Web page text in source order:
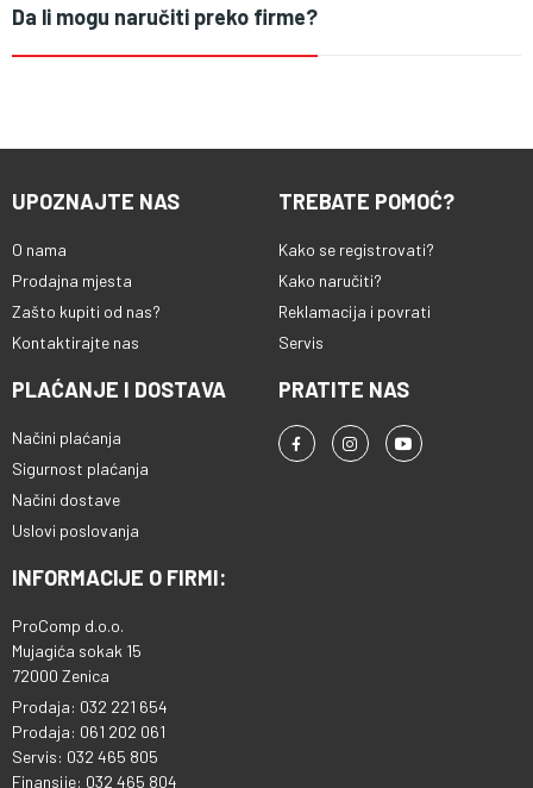
Da li mogu naručiti preko firme?
UPOZNAJTE NAS
O nama
Prodajna mjesta
Zašto kupiti od nas?
Kontaktirajte nas
TREBATE POMOĆ?
Kako se registrovati?
Kako naručiti?
Reklamacija i povrati
Servis
PLAĆANJE I DOSTAVA
Načini plaćanja
Sigurnost plaćanja
Načini dostave
Uslovi poslovanja
PRATITE NAS
INFORMACIJE O FIRMI:
ProComp d.o.o.
Mujagića sokak 15
72000 Zenica
Prodaja: 032 221 654
Prodaja: 061 202 061
Servis: 032 465 805
Finansije: 032 465 804